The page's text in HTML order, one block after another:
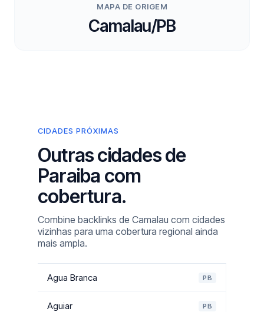
MAPA DE ORIGEM
Camalau/PB
CIDADES PRÓXIMAS
Outras cidades de
Paraiba com
cobertura.
Combine backlinks de Camalau com cidades
vizinhas para uma cobertura regional ainda
mais ampla.
Agua Branca PB
Aguiar PB